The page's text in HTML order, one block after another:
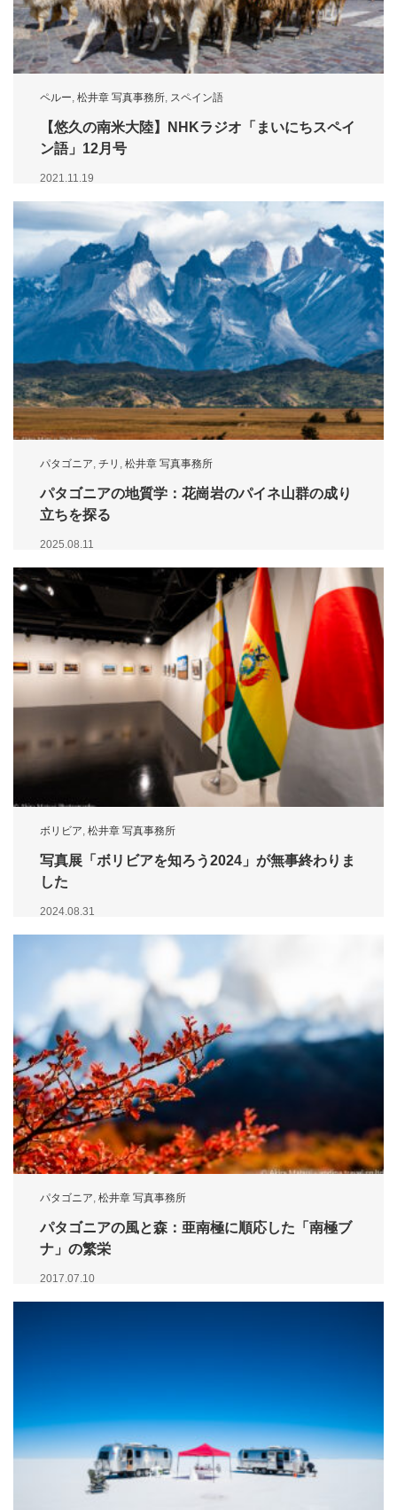
ペルー 松井章 写真事務所 スペイン語
【悠久の南米大陸】NHKラジオ「まいにちスペイ
ン語」12月号
2021.11.19
パタゴニア, チリ , 松井章 写真事務所
パタゴニアの地質学：花崗岩のパイネ山群の成り
立ちを探る
2025.08.11
ボリビア, 松井章 写真事務所
写真展「ボリビアを知ろう2024」が無事終わりま
した
2024.08.31
パタゴニア 松井章 写真事務所
パタゴニアの風と森：亜南極に順応した「南極ブ
ナ」の繁栄
2017.07.10